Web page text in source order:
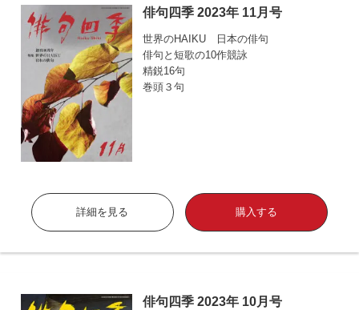
俳句四季 2023年 11月号
世界のHAIKU 日本の俳句
俳句と短歌の10作競詠
精鋭16句
巻頭３句
詳細を見る 購入する
俳句四季 2023年 10月号